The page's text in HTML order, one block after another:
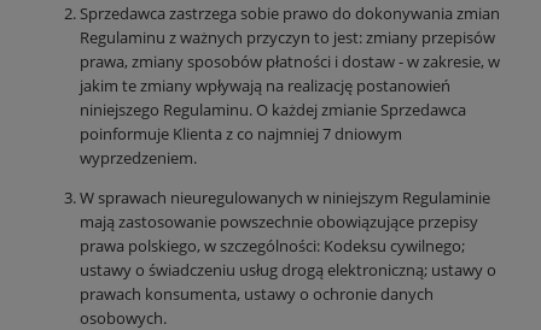
Sprzedawca zastrzega sobie prawo do dokonywania zmian
Regulaminu z ważnych przyczyn to jest: zmiany przepisów
prawa, zmiany sposobów płatności i dostaw - w zakresie, w
jakim te zmiany wpływają na realizację postanowień
niniejszego Regulaminu. O każdej zmianie Sprzedawca
poinformuje Klienta z co najmniej 7 dniowym
wyprzedzeniem.
W sprawach nieuregulowanych w niniejszym Regulaminie
mają zastosowanie powszechnie obowiązujące przepisy
prawa polskiego, w szczególności: Kodeksu cywilnego;
ustawy o świadczeniu usług drogą elektroniczną; ustawy o
prawach konsumenta, ustawy o ochronie danych
osobowych.